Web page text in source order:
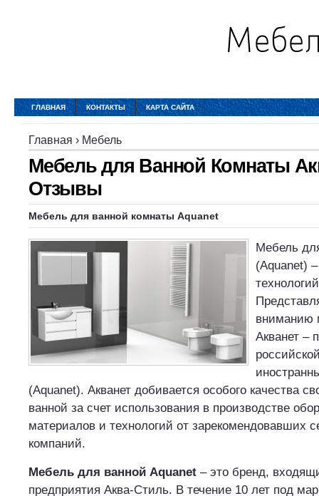
ГЛАВНАЯ КОНТАКТЫ КАРТА САЙТА
Главная › Мебель
Мебель для Ванной Комнаты
Отзывы
Мебель для ванной комнаты Aquanet
Мебель
(Aquanet)
технологий
вниманию
Акванет –
(Aquanet). Акванет добивается особого качества
ванной за счет использования в производстве
материалов и технологий от зарекомендовавших
компаний.
Мебель для ванной Aquanet – это бренд,
предприятия Аква-Стиль. В течение 10 лет под